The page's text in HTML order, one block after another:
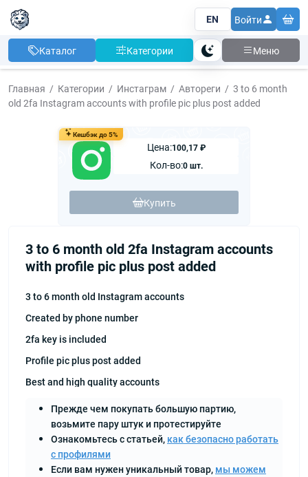
EN Войти
Каталог Категории Тема Меню
Главная Категории Инстаграм Автореги
3 to 6 month
old 2fa Instagram accounts with profile pic plus post added
Кешбэк до 5%
Цена:100,17 ₽
Кол-во:0 шт.
Купить
3 to 6 month old 2fa Instagram accounts
with profile pic plus post added
3 to 6 month old Instagram accounts
Created by phone number
2fa key is included
Profile pic plus post added
Best and high quality accounts
Прежде чем покупать большую партию,
возьмите пару штук и протестируйте
Ознакомьтесь с статьей, как безопасно работать
с профилями
Если вам нужен уникальный товар, мы можем